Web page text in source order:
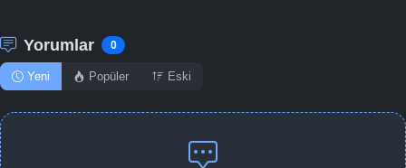
Yorumlar 0
Yeni Popüler Eski